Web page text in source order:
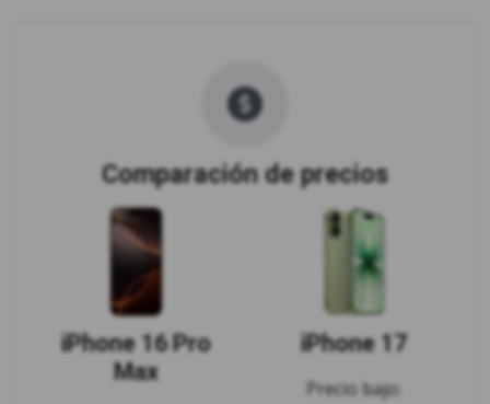
Comparación de precios
iPhone 16 Pro
Max
iPhone 17
Precio bajo: